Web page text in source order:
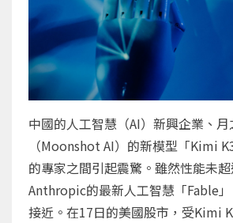
中國的人工智慧（AI）新興企業、
（Moonshot AI）的新模型「Kimi
的專家之間引起震驚。雖然性能未
Anthropic的最新人工智慧「Fable
接近。在17日的美國股市，受Kimi